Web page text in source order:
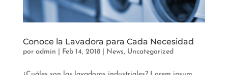
Conoce la Lavadora para Cada Necesidad
por admin Feb 14, 2018| News, Uncategorized